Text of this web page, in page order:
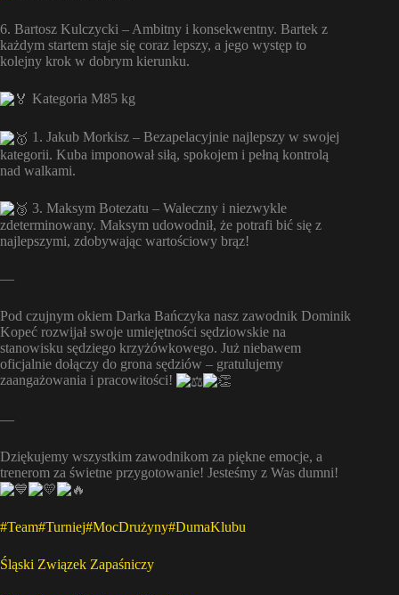
6. Bartosz Kulczycki – Ambitny i konsekwentny. Bartek z
każdym startem staje się coraz lepszy, a jego występ to
kolejny krok w dobrym kierunku.
Kategoria M85 kg
1. Jakub Morkisz – Bezapelacyjnie najlepszy w swojej
kategorii. Kuba imponował siłą, spokojem i pełną kontrolą
nad walkami.
3. Maksym Botezatu – Waleczny i niezwykle
zdeterminowany. Maksym udowodnił, że potrafi bić się z
najlepszymi, zdobywając wartościowy brąz!
—
Pod czujnym okiem Darka Bańczyka nasz zawodnik Dominik
Kopeć rozwijał swoje umiejętności sędziowskie na
stanowisku sędziego krzyżówkowego. Już niebawem
oficjalnie dołączy do grona sędziów – gratulujemy
zaangażowania i pracowitości!
—
Dziękujemy wszystkim zawodnikom za piękne emocje, a
trenerom za świetne przygotowanie! Jesteśmy z Was dumni!
#Team#Turniej#MocDrużyny#DumaKlubu
Śląski Związek Zapaśniczy